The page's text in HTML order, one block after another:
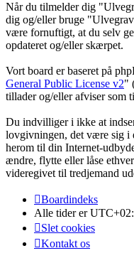
Når du tilmelder dig
dig og/eller bruge
være fornuftigt, at du selv
opdateret og/eller skærpet.
Vort board er baseret på
General Public License v2"
tillader og/eller afviser som
Du indvilliger i ikke at
lovgivningen, det være sig i
herom til din Internet-
ændre, flytte eller låse
videregivet til tredjemand
Boardindeks
Alle tider er
Slet cookies
Kontakt os